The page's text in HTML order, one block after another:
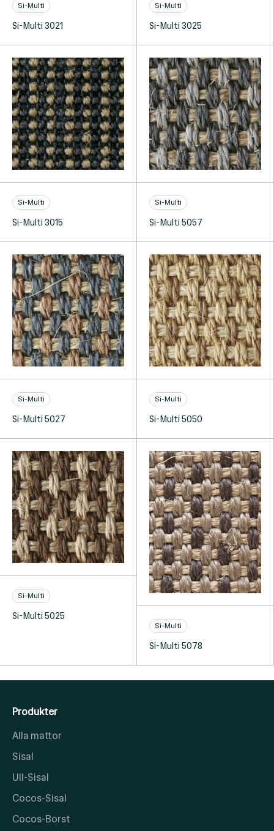
Si-Multi
Si-Multi 3021
Si-Multi
Si-Multi 3025
Si-Multi
Si-Multi 3015
Si-Multi
Si-Multi 5057
Si-Multi
Si-Multi 5027
Si-Multi
Si-Multi 5050
Si-Multi
Si-Multi 5025
Si-Multi
Si-Multi 5078
Produkter
Alla mattor
Sisal
Ull-Sisal
Cocos-Sisal
Cocos-Borst